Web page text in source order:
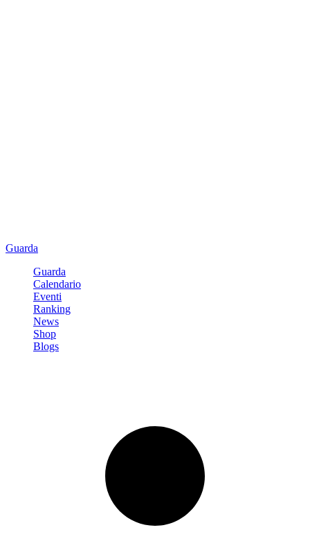
Guarda
Guarda
Calendario
Eventi
Ranking
News
Shop
Blogs